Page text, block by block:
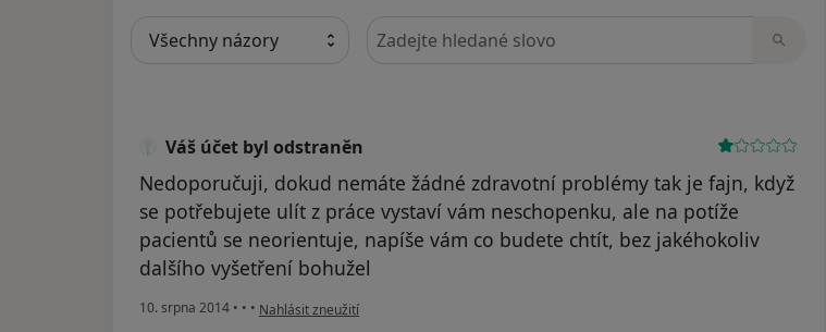
Hledejte v názorech
Váš účet byl odstraněn
Nedoporučuji, dokud nemáte žádné zdravotní problémy tak je fajn, když
se potřebujete ulít z práce vystaví vám neschopenku, ale na potíže
pacientů se neorientuje, napíše vám co budete chtít, bez jakéhokoliv
dalšího vyšetření bohužel
10. srpna 2014 • • • podle názoru uživatele Váš účet byl odstraněn
Nahlásit zneužití